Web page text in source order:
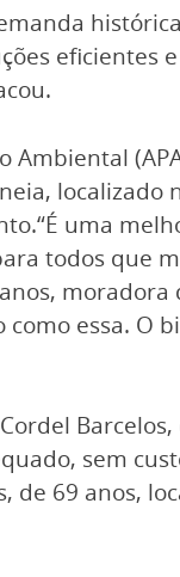
eficientes
localizado
uma
todos que
essa. O
sem
69 anos,